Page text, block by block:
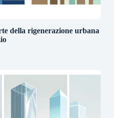
della rigenerazione urbana